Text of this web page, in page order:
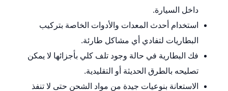
داخل السيارة.
استخدام أحدث المعدات والأدوات الخاصة بتركيب
البطاريات لتفادي أي مشاكل طارئة.
فك البطارية في حالة وجود تلف كلي بأجزائها لا يمكن
تصليحه بالطرق الحديثة أو التقليدية.
الاستعانة بنوعيات جيدة من مواد الشحن حتى لا تنفذ